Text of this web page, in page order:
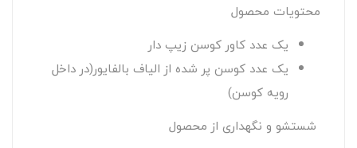
محتویات محصول
یک عدد کاور کوسن زیپ دار
یک عدد کوسن پر شده از الیاف بالفایور(در داخل
رویه کوسن)
شستشو و نگهداری از محصول